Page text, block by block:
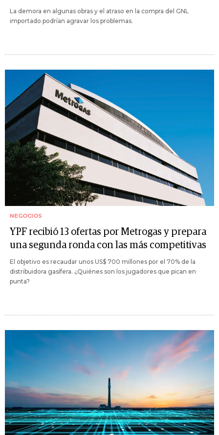
La demora en algunas obras y el atraso en la compra del GNL
importado podrían agravar los problemas.
NEGOCIOS
YPF recibió 13 ofertas por Metrogas y prepara
una segunda ronda con las más competitivas
El objetivo es recaudar unos US$ 700 millones por el 70% de la
distribuidora gasífera. ¿Quiénes son los jugadores que pican en
punta?